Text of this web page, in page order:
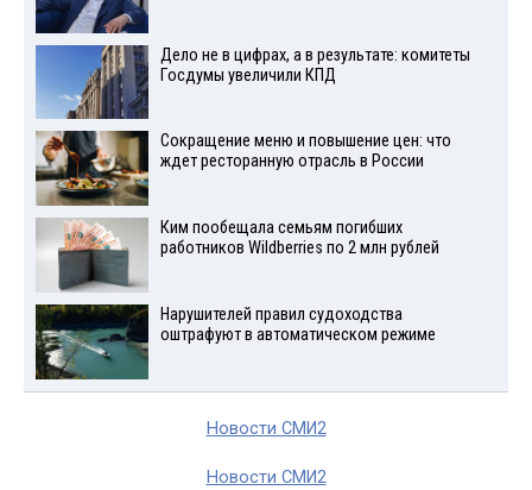
Дело не в цифрах, а в результате: комитеты
Госдумы увеличили КПД
Сокращение меню и повышение цен: что
ждет ресторанную отрасль в России
Ким пообещала семьям погибших
работников Wildberries по 2 млн рублей
Нарушителей правил судоходства
оштрафуют в автоматическом режиме
Новости СМИ2
Новости СМИ2